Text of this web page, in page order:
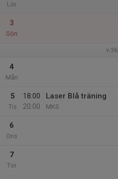
Lör
3
Sön
v.36
4
Mån
5
Tis
18:00
20:00
Laser Blå träning
MKS
6
Ons
7
Tor